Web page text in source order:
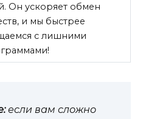
Он ускоряет обмен
и мы быстрее
с лишними
если вам сложно